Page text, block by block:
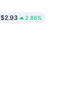
2.86%